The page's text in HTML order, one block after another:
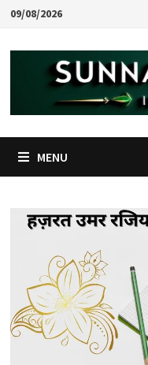
Skip
content
09/08/2026
MENU